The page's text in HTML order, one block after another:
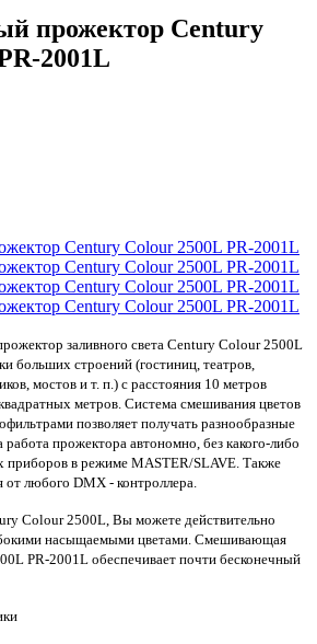
прожектор Century
2001L
заливного света Century Colour 2500L
больших строений (гостиниц, театров,
мостов и т. п.) с расстояния 10 метров
метров. Система смешивания цветов
позволяет получать разнообразные
прожектора автономно, без какого-либо
приборов в режиме MASTER/SLAVE. Также
от любого DMX - контроллера.
Colour 2500L, Вы можете действительно
насыщаемыми цветами. Смешивающая
PR-2001L обеспечивает почти бесконечный